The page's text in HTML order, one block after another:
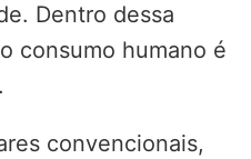
Dentro dessa
consumo humano é
convencionais,